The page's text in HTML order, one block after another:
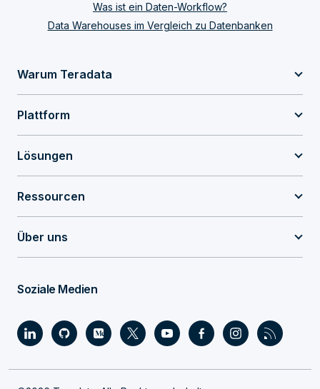
Was ist ein Daten-Workflow?
Data Warehouses im Vergleich zu Datenbanken
Warum Teradata
Plattform
Lösungen
Ressourcen
Über uns
Soziale Medien